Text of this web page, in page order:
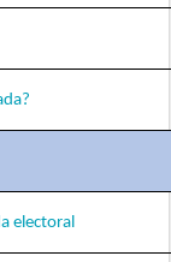
electoral